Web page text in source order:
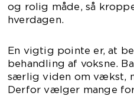
og rolig måde, så
hverdagen.
En vigtig pointe er, at
behandling af voksne.
særlig viden om vækst,
Derfor vælger mange